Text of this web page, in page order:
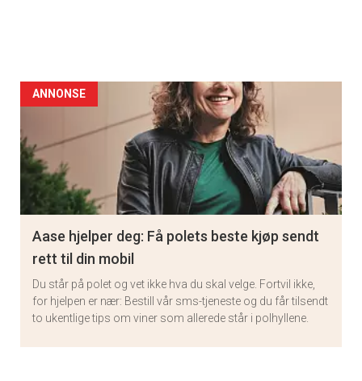
ANNONSE
Aase hjelper deg: Få polets beste kjøp sendt
rett til din mobil
Du står på polet og vet ikke hva du skal velge. Fortvil ikke,
for hjelpen er nær: Bestill vår sms-tjeneste og du får tilsendt
to ukentlige tips om viner som allerede står i polhyllene.